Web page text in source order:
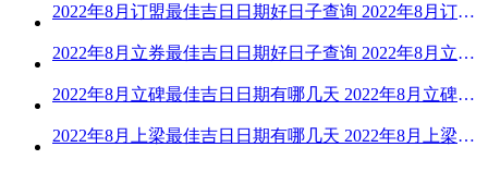
2022年8月订盟最佳吉日日期好日子查询 2022年8月订盟黄道吉日一览
2022年8月立券最佳吉日日期好日子查询 2022年8月立券的黄道吉日一览
2022年8月立碑最佳吉日日期有哪几天 2022年8月立碑吉日查询
2022年8月上梁最佳吉日日期有哪几天 2022年8月上梁的黄道吉日